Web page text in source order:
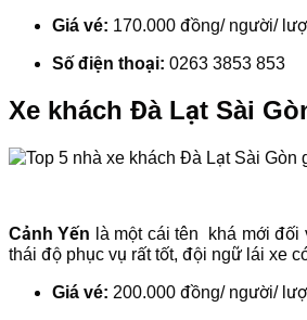
Giá vé: 170.000 đồng/ người/
Số điện thoại: 0263 3853 853
Xe khách Đà Lạt Sài
Cảnh Yến là một cái tên khá mới đối
thái độ phục vụ rất tốt, đội ngữ lái xe
Giá vé: 200.000 đồng/ người/